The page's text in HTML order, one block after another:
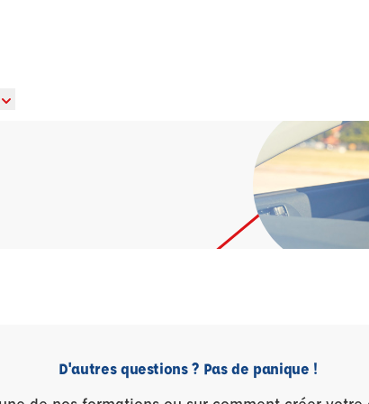
D'autres questions ? Pas de panique !